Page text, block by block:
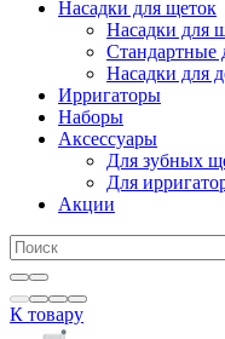
Насадки для щеток
Насадки для
Стандартные
Насадки для
Ирригаторы
Наборы
Аксессуары
Для зубных
Для
Акции
К товару